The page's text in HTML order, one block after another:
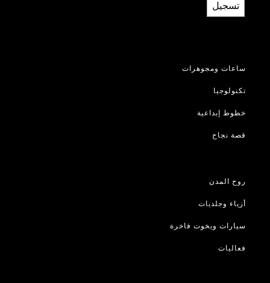
تسجيل
ساعات ومجوهرات
تكنولوجيا
خطوط إبداعية
قصة نجاح
روح المدن
أزياء وجلديات
سيارات ويخوت فاخرة
فعاليات